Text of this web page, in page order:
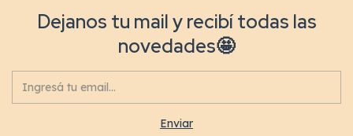
Dejanos tu mail y recibí todas las
novedades🤩